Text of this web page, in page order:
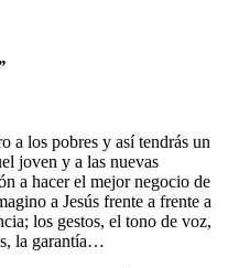
a los pobres y así tendrás un
joven y a las nuevas
a hacer el mejor negocio de
a Jesús frente a frente a
los gestos, el tono de voz,
la garantía…